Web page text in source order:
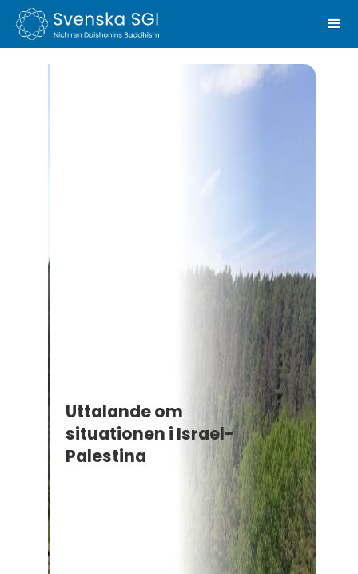
Uttalande om
situationen i Israel-
Palestina